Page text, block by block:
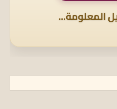
المعلومة...